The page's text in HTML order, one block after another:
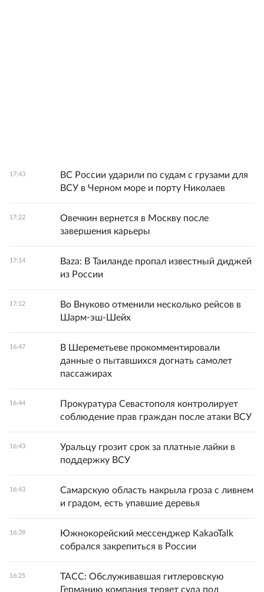
17:43
ВС России ударили по судам с грузами для
ВСУ в Черном море и порту Николаев
17:22
Овечкин вернется в Москву после
завершения карьеры
17:14
Baza: В Таиланде пропал известный диджей
из России
17:12
Во Внуково отменили несколько рейсов в
Шарм-эш-Шейх
16:47
В Шереметьеве прокомментировали
данные о пытавшихся догнать самолет
пассажирах
16:44
Прокуратура Севастополя контролирует
соблюдение прав граждан после атаки ВСУ
16:43
Уральцу грозит срок за платные лайки в
поддержку ВСУ
16:43
Самарскую область накрыла гроза с ливнем
и градом, есть упавшие деревья
16:39
Южнокорейский мессенджер KakaoTalk
собрался закрепиться в России
16:25
ТАСС: Обслуживавшая гитлеровскую
Германию компания теряет суда под